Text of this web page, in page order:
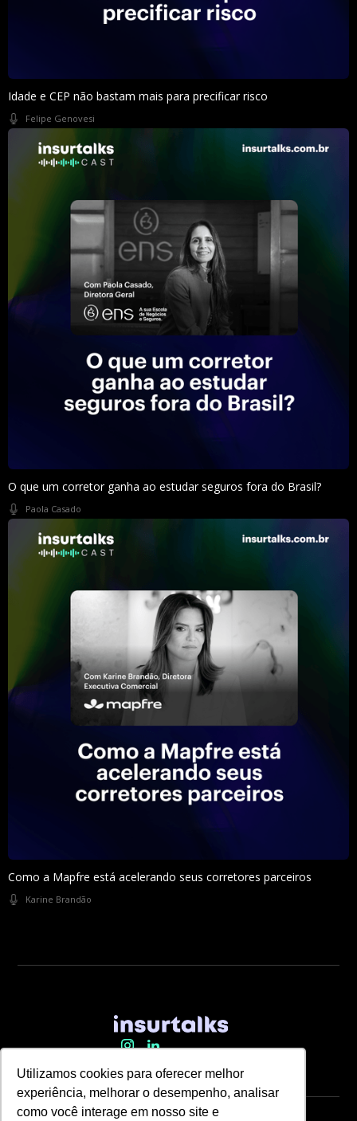
Utilizamos cookies para oferecer melhor
experiência, melhorar o desempenho, analisar
como você interage em nosso site e
Idade e CEP não bastam mais para precificar risco
Felipe Genovesi
O que um corretor ganha ao estudar seguros fora do Brasil?
Paola Casado
Como a Mapfre está acelerando seus corretores parceiros
Karine Brandão